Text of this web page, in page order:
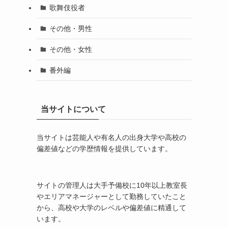
歌舞伎役者
その他・男性
その他・女性
番外編
当サイトについて
当サイトは芸能人や有名人の出身大学や高校の
偏差値などの学歴情報を提供しています。
サイトの管理人は大手予備校に10年以上教室長
やエリアマネージャーとして勤務していたこと
から、高校や大学のレベルや偏差値に精通して
います。